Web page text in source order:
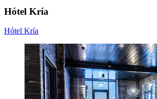
Hótel Kría
Hótel Kría